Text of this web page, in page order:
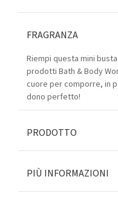
FRAGRANZA
Riempi questa mini
prodotti Bath & Body
cuore per comporre, in
dono perfetto!
PRODOTTO
PIÙ INFORMAZIONI